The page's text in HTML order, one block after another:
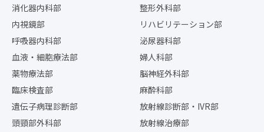
消化器内科部
内視鏡部
呼吸器内科部
血液・細胞療法部
薬物療法部
臨床検査部
遺伝子病理診断部
頭頸部外科部
整形外科部
リハビリテーション部
泌尿器科部
婦人科部
脳神経外科部
麻酔科部
放射線診断部・IVR部
放射線治療部